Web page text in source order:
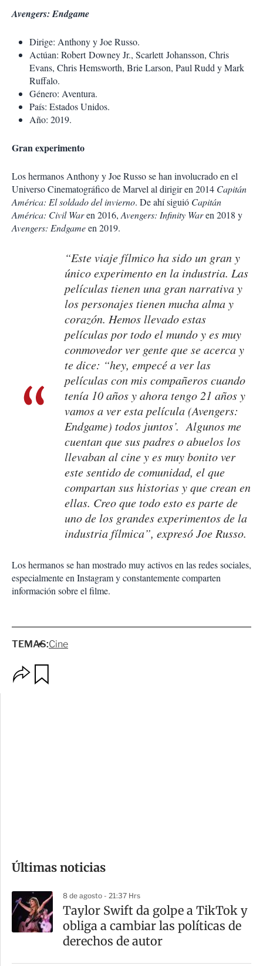
Avengers: Endgame
Dirige: Anthony y Joe Russo.
Actúan: Robert Downey Jr., Scarlett Johansson, Chris
Evans, Chris Hemsworth, Brie Larson, Paul Rudd y Mark
Ruffalo.
Género: Aventura.
País: Estados Unidos.
Año: 2019.
Gran experimento
Los hermanos Anthony y Joe Russo se han involucrado en el
Universo Cinematográfico de Marvel al dirigir en 2014 Capitán
América: El soldado del invierno. De ahí siguió Capitán
América: Civil Waren 2016,Avengers: Infinity Waren 2018 y
Avengers: Endgameen 2019.
“Este viaje fílmico ha sido un gran y
único experimento en la industria. Las
películas tienen una gran narrativa y
los personajes tienen mucha alma y
corazón. Hemos llevado estas
películas por todo el mundo y es muy
conmovedor ver gente que se acerca y
te dice: “hey, empecé a ver las
películas con mis compañeros cuando
tenía 10 años y ahora tengo 21 años y
vamos a ver esta película (Avengers:
Endgame) todos juntos’. Algunos me
cuentan que sus padres o abuelos los
llevaban al cine y es muy bonito ver
este sentido de comunidad, el que
compartan sus historias y que crean en
ellas. Creo que todo esto es parte de
uno de los grandes experimentos de la
industria fílmica”, expresó Joe Russo.
Los hermanos se han mostrado muy activos en las redes sociales,
especialmente en Instagram y constantemente comparten
información sobre el filme.
TEMAS:Cine
m
a
r
t
Últimas noticias
8 de agosto - 21:37 Hrs
Taylor Swift da golpe a TikTok y
obliga a cambiar las políticas de
derechos de autor